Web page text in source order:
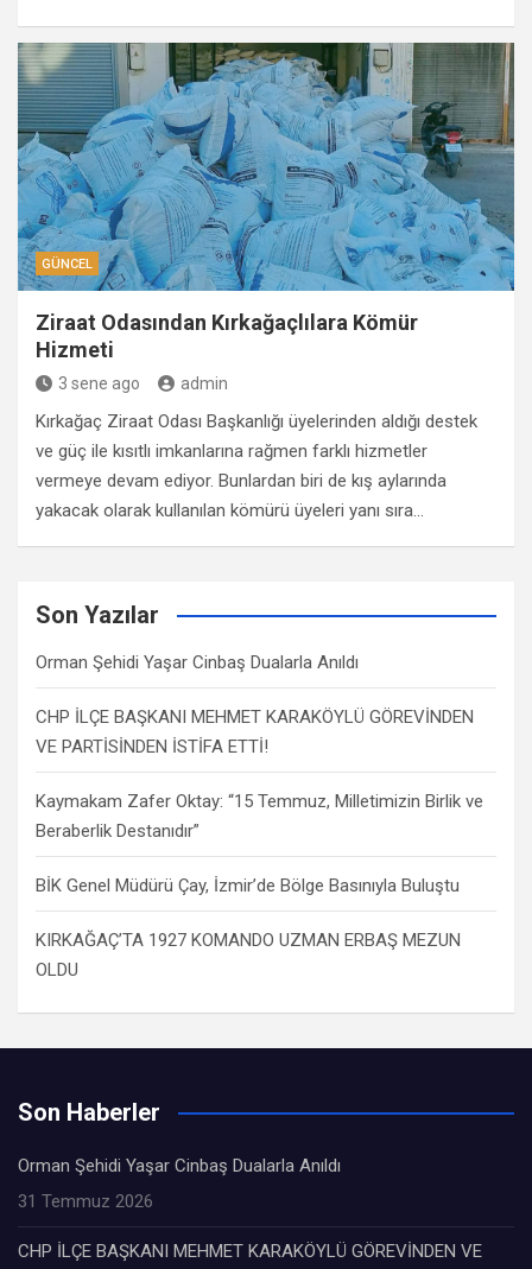
GÜNCEL
Ziraat Odasından Kırkağaçlılara Kömür
Hizmeti
3 sene ago admin
Kırkağaç Ziraat Odası Başkanlığı üyelerinden aldığı destek
ve güç ile kısıtlı imkanlarına rağmen farklı hizmetler
vermeye devam ediyor. Bunlardan biri de kış aylarında
yakacak olarak kullanılan kömürü üyeleri yanı sıra…
Son Yazılar
Orman Şehidi Yaşar Cinbaş Dualarla Anıldı
CHP İLÇE BAŞKANI MEHMET KARAKÖYLÜ GÖREVİNDEN
VE PARTİSİNDEN İSTİFA ETTİ!
Kaymakam Zafer Oktay: “15 Temmuz, Milletimizin Birlik ve
Beraberlik Destanıdır”
BİK Genel Müdürü Çay, İzmir’de Bölge Basınıyla Buluştu
KIRKAĞAÇ’TA 1927 KOMANDO UZMAN ERBAŞ MEZUN
OLDU
Son Haberler
Orman Şehidi Yaşar Cinbaş Dualarla Anıldı
31 Temmuz 2026
CHP İLÇE BAŞKANI MEHMET KARAKÖYLÜ GÖREVİNDEN VE